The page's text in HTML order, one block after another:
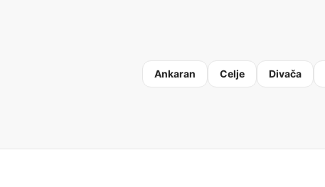
Ankaran Celje Divača